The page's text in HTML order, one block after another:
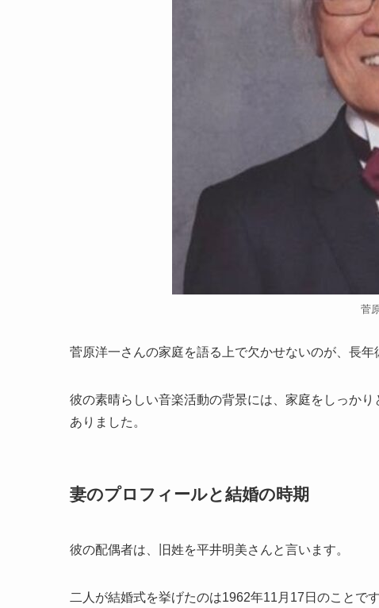
菅
菅原洋一さんの家庭を語る上で欠かせないのが、長
彼の素晴らしい音楽活動の背景には、家庭をしっか
ありました。
妻のプロフィールと結婚の時期
彼の配偶者は、旧姓を平井明美さんと言います。
二人が結婚式を挙げたのは1962年11月17日のことです